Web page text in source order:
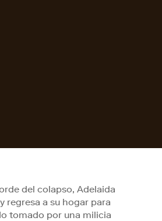
del colapso, Adelaida
regresa a su hogar para
tomado por una milicia